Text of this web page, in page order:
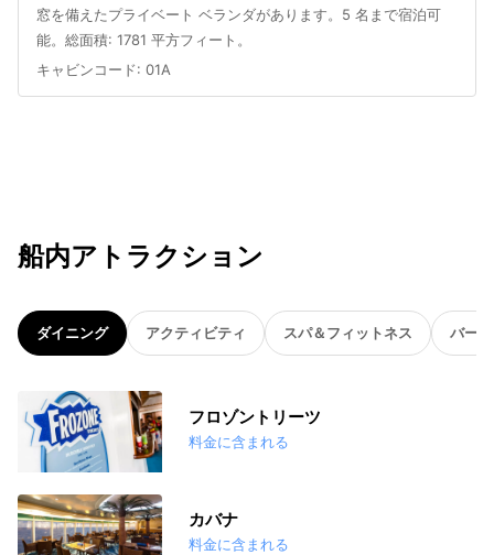
窓を備えたプライベート ベランダがあります。5 名まで宿泊可
能。総面積: 1781 平方フィート。
キャビンコード: 01A
船内アトラクション
ダイニング アクティビティ スパ＆フィットネス バー
フロゾントリーツ
料金に含まれる
カバナ
料金に含まれる